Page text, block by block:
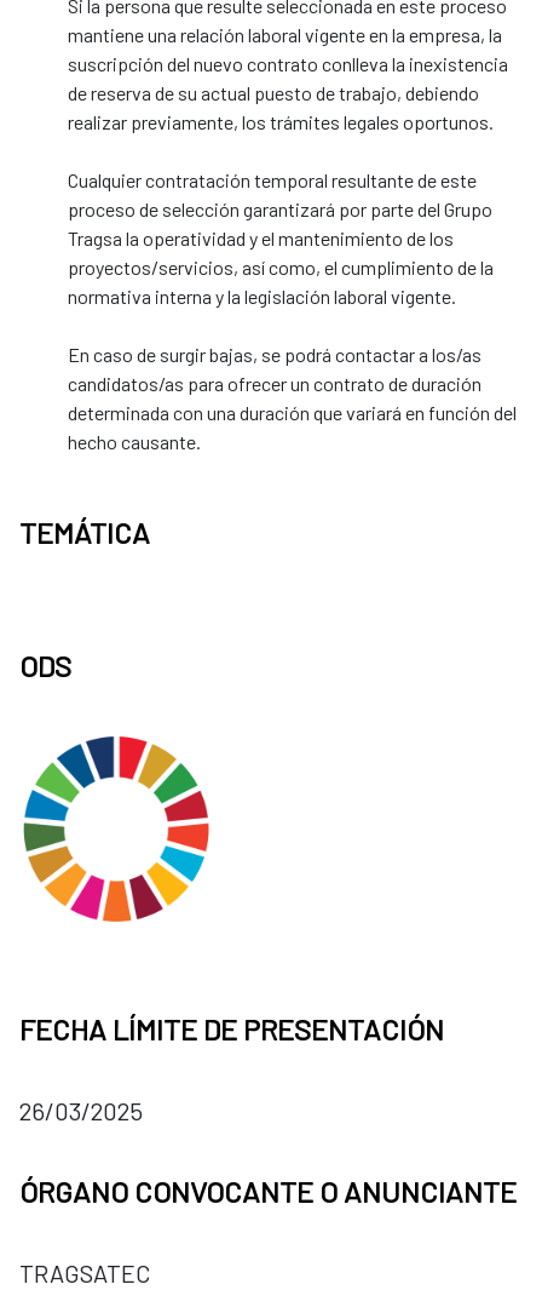
Si la persona que resulte seleccionada en este proceso
mantiene una relación laboral vigente en la empresa, la
suscripción del nuevo contrato conlleva la inexistencia
de reserva de su actual puesto de trabajo, debiendo
realizar previamente, los trámites legales oportunos.
Cualquier contratación temporal resultante de este
proceso de selección garantizará por parte del Grupo
Tragsa la operatividad y el mantenimiento de los
proyectos/servicios, así como, el cumplimiento de la
normativa interna y la legislación laboral vigente.
En caso de surgir bajas, se podrá contactar a los/as
candidatos/as para ofrecer un contrato de duración
determinada con una duración que variará en función del
hecho causante.
TEMÁTICA
ODS
FECHA LÍMITE DE PRESENTACIÓN
26/03/2025
ÓRGANO CONVOCANTE O ANUNCIANTE
TRAGSATEC